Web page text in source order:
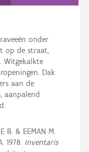
onder
op de straat,
Witgekalkte
Dak
aan de
aanpalend
B. & EEMAN M.
1978: Inventaris